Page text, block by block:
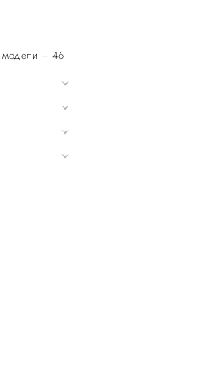
модели – 46